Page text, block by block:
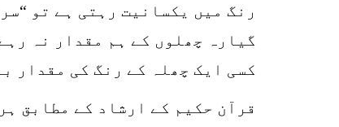
رنگ میں یکسانیت رہتی ہے تو
گیارہ چھلوں کے ہم مقدار نہ
کسی ایک چھلہ کے رنگ کی مقدار
قرآن حکیم کے ارشاد کے مطابق